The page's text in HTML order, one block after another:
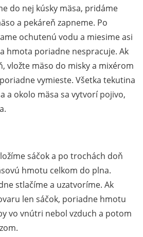
do nej kúsky mäsa, pridáme
a pekáreň zapneme. Po
ochutenú vodu a miesime asi
hmota poriadne nespracuje. Ak
vložte mäso do misky a mixérom
vymieste. Všetka tekutina
a okolo mäsa sa vytvorí pojivo,
sáčok a po trochách doň
hmotu celkom do plna.
stlačíme a uzatvoríme. Ak
len sáčok, poriadne hmotu
vo vnútri nebol vzduch a potom